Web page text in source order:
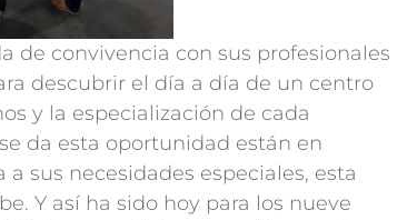
de convivencia con sus profesionales
descubrir el día a día de un centro
y la especialización de cada
da esta oportunidad están en
sus necesidades especiales, esta
Y así ha sido hoy para los nueve